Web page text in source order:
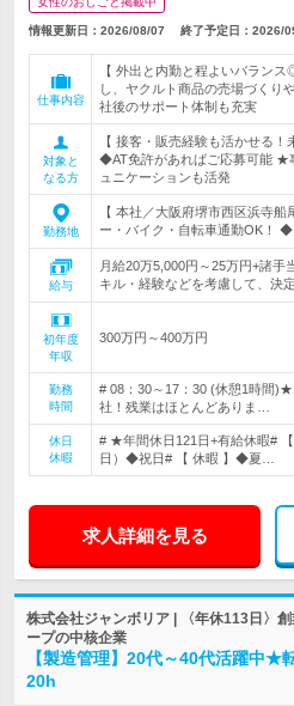
情報更新日：2026/08/07 終了予定日： 2026/
仕事内容
【 外出と内勤と程よいバラン
し、ヤクルト商品の売場づくり
社後のサポート体制も充実
対象と
なる方
【 接客・販売経験も活かせる！
◆AT免許があればご応募可能 ★
ュニケーションも活発
勤務地
【 本社／大阪府堺市西区浜寺
ー・バイク・自転車通勤OK！
給与
月給20万5,000円～25万円+諸
キル・経験などを考慮して、決
初年度
年収
300万円～400万円
勤務
時間
# 08：30～17：30 (休憩1時間
社！残業はほとんどありま…
休日
休暇
# ★年間休日121日+有給休暇#
日）◆祝日# 【 休暇 】◆夏…
求人詳細を見る
株式会社ジャンボリア | 〈年休113日〉
ープの中核企業
【製造管理】20代～40代活躍中★
20h